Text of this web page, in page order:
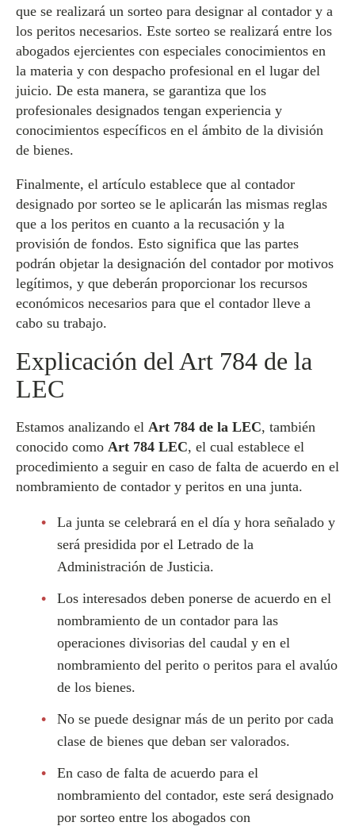
que se realizará un sorteo para designar al contador y a
los peritos necesarios. Este sorteo se realizará entre los
abogados ejercientes con especiales conocimientos en
la materia y con despacho profesional en el lugar del
juicio. De esta manera, se garantiza que los
profesionales designados tengan experiencia y
conocimientos específicos en el ámbito de la división
de bienes.
Finalmente, el artículo establece que al contador
designado por sorteo se le aplicarán las mismas reglas
que a los peritos en cuanto a la recusación y la
provisión de fondos. Esto significa que las partes
podrán objetar la designación del contador por motivos
legítimos, y que deberán proporcionar los recursos
económicos necesarios para que el contador lleve a
cabo su trabajo.
Explicación del Art 784 de la
LEC
Estamos analizando el Art 784 de la LEC, también
conocido como Art 784 LEC, el cual establece el
procedimiento a seguir en caso de falta de acuerdo en el
nombramiento de contador y peritos en una junta.
La junta se celebrará en el día y hora señalado y
será presidida por el Letrado de la
Administración de Justicia.
Los interesados deben ponerse de acuerdo en el
nombramiento de un contador para las
operaciones divisorias del caudal y en el
nombramiento del perito o peritos para el avalúo
de los bienes.
No se puede designar más de un perito por cada
clase de bienes que deban ser valorados.
En caso de falta de acuerdo para el
nombramiento del contador, este será designado
por sorteo entre los abogados con